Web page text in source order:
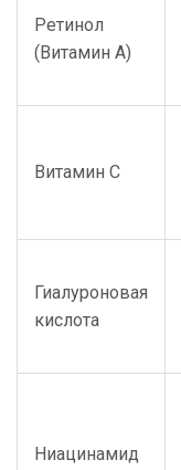
Ретинол
(Витамин А)
Витамин С
Гиалуроновая
кислота
Ниацинамид